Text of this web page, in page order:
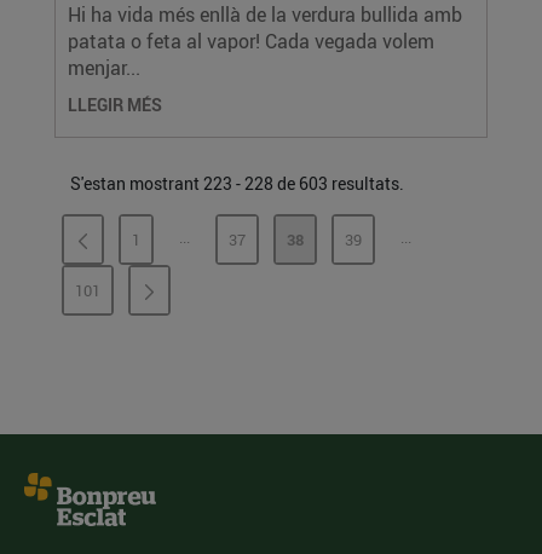
Hi ha vida més enllà de la verdura bullida amb
patata o feta al vapor! Cada vegada volem
menjar...
LLEGIR MÉS
S'estan mostrant 223 - 228 de 603 resultats.
PÀGINA
1 ...PÀGINES INTERMÈDIES
PÀGINA
37 PÀGINA
38 PÀGINA
39 ...PÀGINES
PÀGINA
101